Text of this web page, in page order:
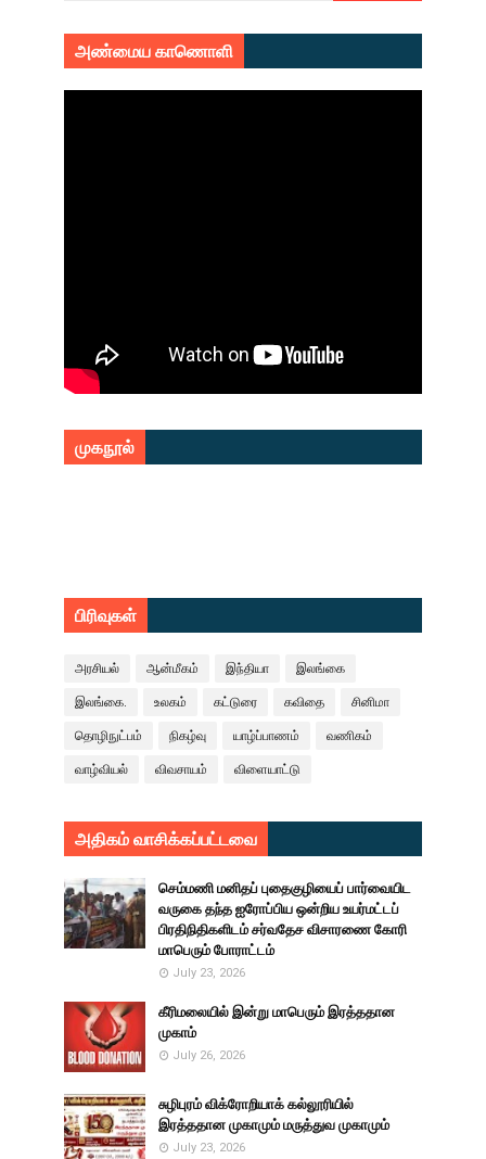
அண்மைய காணொளி
முகநூல்
பிரிவுகள்
அரசியல் ஆன்மீகம் இந்தியா இலங்கை
இலங்கை. உலகம் கட்டுரை கவிதை சினிமா
தொழிநுட்பம் நிகழ்வு யாழ்ப்பாணம் வணிகம்
வாழ்வியல் விவசாயம் விளையாட்டு
அதிகம் வாசிக்கப்பட்டவை
செம்மணி மனிதப் புதைகுழியைப் பார்வையிட
வருகை தந்த ஐரோப்பிய ஒன்றிய உயர்மட்டப்
பிரதிநிதிகளிடம் சர்வதேச விசாரணை கோரி
மாபெரும் போராட்டம்
July 23, 2026
கீரிமலையில் இன்று மாபெரும் இரத்ததான
முகாம்
July 26, 2026
சுழிபுரம் விக்ரோறியாக் கல்லூரியில்
இரத்ததான முகாமும் மருத்துவ முகாமும்
July 23, 2026